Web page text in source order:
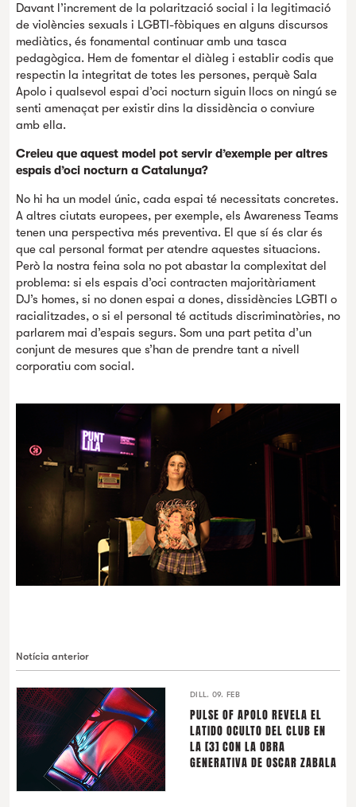
Davant l’increment de la polarització social i la legitimació
de violències sexuals i LGBTI-fòbiques en alguns discursos
mediàtics, és fonamental continuar amb una tasca
pedagògica. Hem de fomentar el diàleg i establir codis que
respectin la integritat de totes les persones, perquè Sala
Apolo i qualsevol espai d’oci nocturn siguin llocs on ningú se
senti amenaçat per existir dins la dissidència o conviure
amb ella.
Creieu que aquest model pot servir d’exemple per altres
espais d’oci nocturn a Catalunya?
No hi ha un model únic, cada espai té necessitats concretes.
A altres ciutats europees, per exemple, els Awareness Teams
tenen una perspectiva més preventiva. El que sí és clar és
que cal personal format per atendre aquestes situacions.
Però la nostra feina sola no pot abastar la complexitat del
problema: si els espais d’oci contracten majoritàriament
DJ’s homes, si no donen espai a dones, dissidències LGBTI o
racialitzades, o si el personal té actituds discriminatòries, no
parlarem mai d’espais segurs. Som una part petita d’un
conjunt de mesures que s’han de prendre tant a nivell
corporatiu com social.
Notícia anterior
DILL. 09. FEB
PULSE OF APOLO REVELA EL
LATIDO OCULTO DEL CLUB EN
LA [3] CON LA OBRA
GENERATIVA DE OSCAR ZABALA